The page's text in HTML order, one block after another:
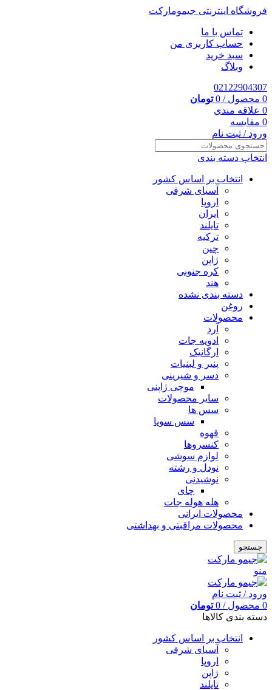
فروشگاه اینترنتی جیمومارکت
تماس با ما
حساب کاربری من
سبد خرید
وبلاگ
02122904307
0 محصول /
0 تومان
0 علاقه مندی
0 مقایسه
ورود / ثبت نام
انتخاب دسته بندی
انتخاب بر اساس کشور
آسیای شرقی
اروپا
ایران
تایلند
ترکیه
چین
ژاپن
کره جنوبی
هند
دسته بندی نشده
روغن
محصولات
آرد
ادویه جات
ارگانیک
پنیر و لبنیات
دسر و شیرینی
موچی ژاپنی
سایر محصولات
سس ها
سس سویا
قهوه
کنسروها
لوازم سوشی
نودل و رشته
نوشیدنی
چای
هله هوله جات
محصولات ایرانی
محصولات مراقبتی و بهداشتی
جستجو
منو
ورود / ثبت نام
0 محصول /
0 تومان
دسته بندی کالاها
انتخاب بر اساس کشور
آسیای شرقی
اروپا
ژاپن
تایلند